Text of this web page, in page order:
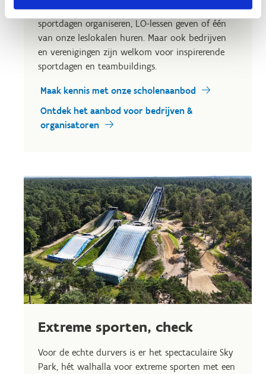
Scholen kunnen bij ons op sportklas komen,
sportdagen organiseren, LO-lessen geven of één
van onze leslokalen huren. Maar ook bedrijven
en verenigingen zijn welkom voor inspirerende
sportdagen en teambuildings.
Maak kennis met onze scholenaanbod
Ontdek het aanbod voor bedrijven &
organisatoren
Extreme sporten, check
Voor de echte durvers is er het spectaculaire Sky
Park, hét walhalla voor extreme sporten met een